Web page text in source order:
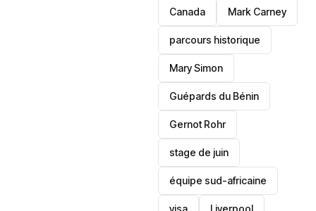
Canada Mark Carney
parcours historique
Mary Simon
Guépards du Bénin
Gernot Rohr
stage de juin
équipe sud-africaine
visa ‎Liverpool